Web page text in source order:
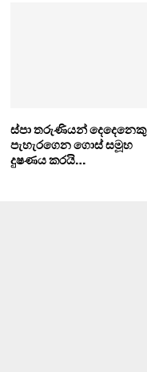
ස්පා තරුණියන් දෙදෙනෙකු
පැහැරගෙන ගොස් සමූහ
දුෂණය කරයි…